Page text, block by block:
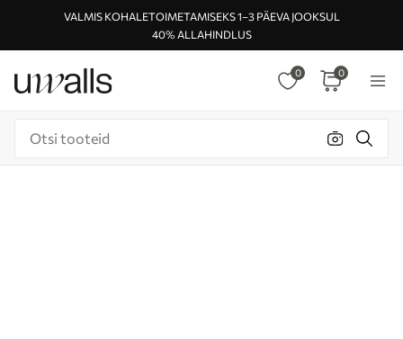
VALMIS KOHALETOIMETAMISEKS 1–3 PÄEVA JOOKSUL
40% ALLAHINDLUS
0 0